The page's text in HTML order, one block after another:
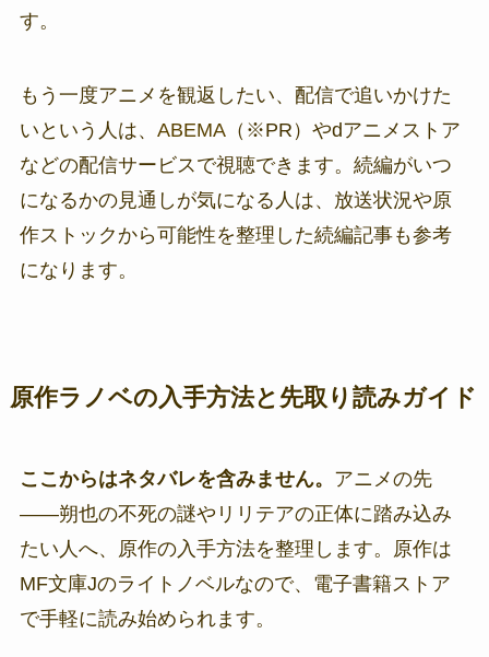
す。
もう一度アニメを観返したい、配信で追いかけた
いという人は、 ABEMA（※PR）やdアニメストア
などの配信サービスで視聴できます。続編がいつ
になるかの見通しが気になる人は、放送状況や原
作ストックから可能性を整理した続編記事も参考
になります。
原作ラノベの入手方法と先取り読みガイド
ここからはネタバレを含みません。 アニメの先
――朔也の不死の謎やリリテアの正体に踏み込み
たい人へ、原作の入手方法を整理します。原作は
MF文庫Jのライトノベルなので、電子書籍ストア
で手軽に読み始められます。